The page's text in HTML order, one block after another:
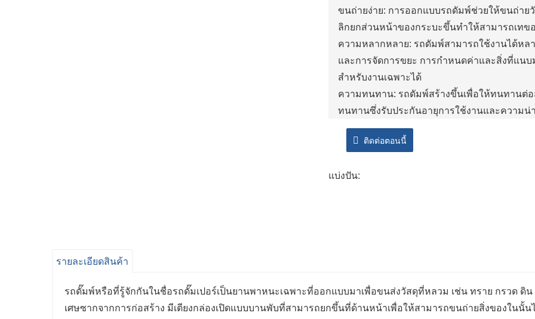
ขนถ่ายง่าย: การออกแบบรถดัมพ์ช่วยให้ขนถ่าย
ลิกยกส่วนหน้าของกระบะขึ้นทำให้สามารถเทข
ความหลากหลาย: รถดัมพ์สามารถใช้งานได้หล
และการจัดการขยะ การกำหนดค่าและสิ่งที่แน
สำหรับงานเฉพาะได้
ความทนทาน: รถดัมพ์สร้างขึ้นเพื่อให้ทนทานต่
ทนทานซึ่งรับประกันอายุการใช้งานและความน่
ภูมิประเทศที่ขรุขระและบรรทุกของหนักโดยไม่
ความคล่องตัว: รถดัมพ์จำนวนมากได้รับการออ
คุณลักษณะด้านความปลอดภัย: รถดัมพ์สมัยให
การใช้เชื้อเพลิงมากขึ้น ซึ่งช่วยลดต้นทุนการด
น้อยที่สุด
ติดต่อตอนนี้
แบ่งปัน:
รายละเอียดสินค้า
รถดั๊มพ์หรือที่รู้จักกันในชื่อรถดั๊มเปอร์เป็นยานพาหนะเฉพาะที่ออกแบบมาเพื่อขนส่งวัสดุที่หลวม เช่น ทราย กรวด ดิน
เศษซากจากการก่อสร้าง มีเตียงกล่องเปิดแบบบานพับที่สามารถยกขึ้นที่ด้านหน้าเพื่อให้สามารถขนถ่ายสิ่งของในนั้น